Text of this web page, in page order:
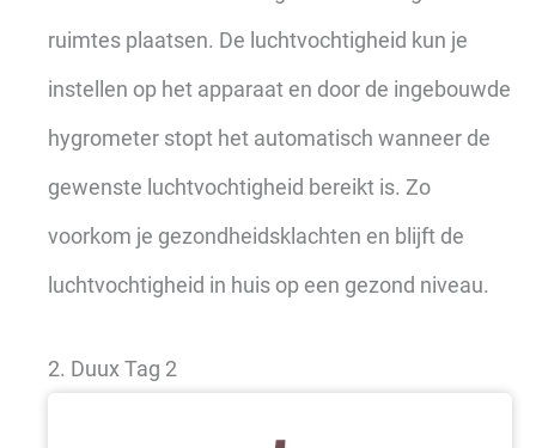
ruimtes plaatsen. De luchtvochtigheid kun je
instellen op het apparaat en door de ingebouwde
hygrometer stopt het automatisch wanneer de
gewenste luchtvochtigheid bereikt is. Zo
voorkom je gezondheidsklachten en blijft de
luchtvochtigheid in huis op een gezond niveau.
2. Duux Tag 2